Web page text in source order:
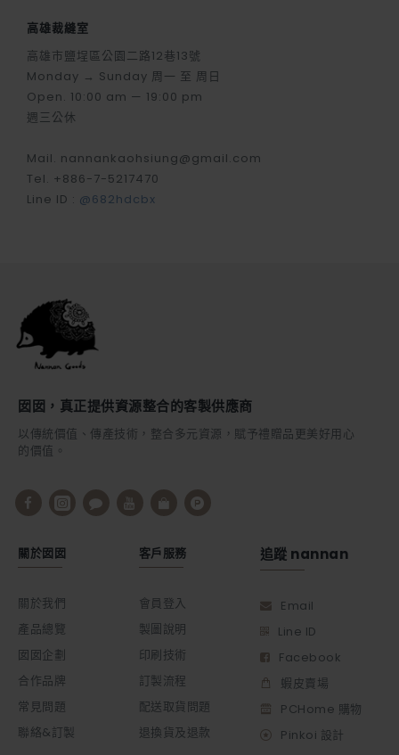
高雄裁縫室
高雄市鹽埕區公園二路12巷13號
Monday → Sunday 周一 至 周日
Open. 10:00 am — 19:00 pm
週三公休
Mail. nannankaohsiung@gmail.com
Tel. +886-7-5217470
Line ID : @682hdcbx
囡囡，真正提供資源整合的客製供應商
以傳統價值、傳產技術，整合多元資源，賦予禮贈品更美好用心
的價值。
關於囡囡
關於我們
產品總覽
囡囡企劃
合作品牌
常見問題
聯絡&訂製
客戶服務
會員登入
製圖說明
印刷技術
訂製流程
配送取貨問題
退換貨及退款
追蹤 nannan
Email
Line ID
Facebook
蝦皮賣場
PCHome 購物
Pinkoi 設計